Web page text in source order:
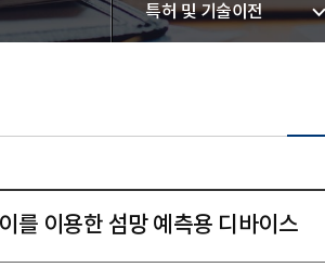
특허 및 기술이전
를 이용한 섬망 예측용 디바이스